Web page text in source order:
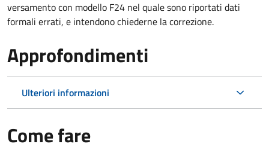
versamento con modello F24 nel quale sono riportati dati
formali errati, e intendono chiederne la correzione.
Approfondimenti
Ulteriori informazioni
Come fare